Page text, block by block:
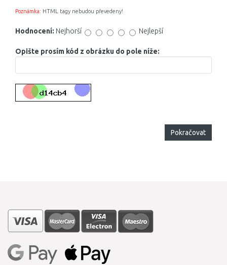
Poznámka: HTML tagy nebudou převedeny!
Hodnocení: Nejhorší Nejlepší
Opište prosím kód z obrázku do pole níže:
Pokračovat